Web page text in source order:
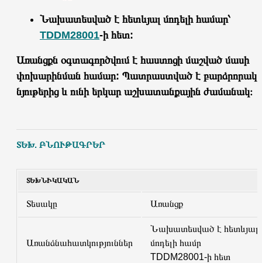
Նախատեսված է հետևյալ մոդելի համար՝
TDDM28001-ի հետ:
Առանցքն օգտագործվում է հաստոցիմաշված մասի
փոխարինման համար: Պատրաստված է բարձրորակ
նյութերից և ունի երկար աշխատանքային ժամանակ։
ՏԵԽ. ԲՆՈՒԹԱԳՐԵՐ
ՏԵԽՆԻԿԱԿԱՆ
Տեսակը Առանցք
Առանձնահատկություններ
Նախատեսված է հետևյալ
մոդելի համր
TDDM28001-ի հետ